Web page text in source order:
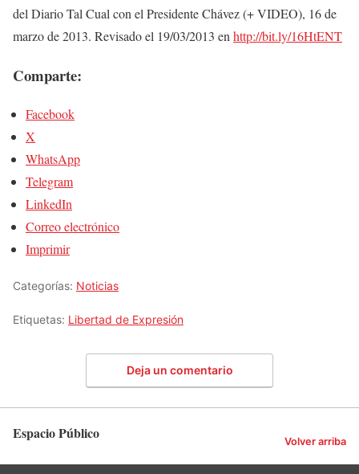
del Diario Tal Cual con el Presidente Chávez (+ VIDEO), 16 de
marzo de 2013. Revisado el 19/03/2013 en http://bit.ly/16HtENT
Comparte:
Facebook
X
WhatsApp
Telegram
LinkedIn
Correo electrónico
Imprimir
Categorías: Noticias
Etiquetas: Libertad de Expresión
Deja un comentario
Espacio Público Volver arriba